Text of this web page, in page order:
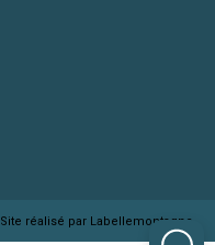
Site réalisé par Labellemontagne